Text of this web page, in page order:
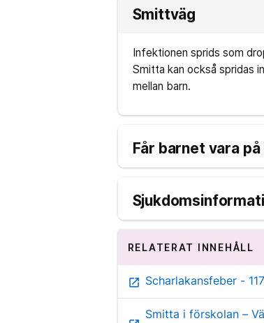
Smittväg
Infektionen sprids som
Smitta kan också spridas
mellan barn.
Får barnet vara
RELATERAT INNEHÅLL
open_in_new Scharlakansfeber -
Smitta i förskolan –